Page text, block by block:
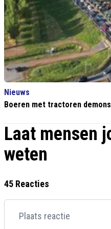
Nieuws
Boeren met tractoren
Laat mensen
weten
45 Reacties